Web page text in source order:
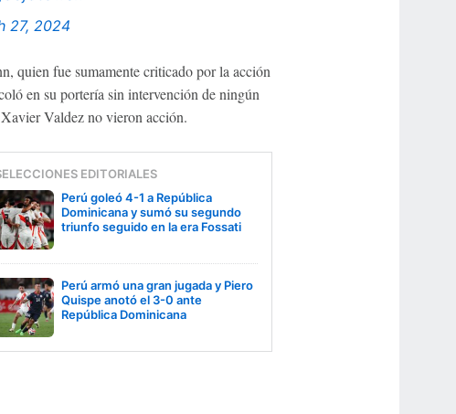
27, 2024
quien fue sumamente criticado por la acción
en su portería sin intervención de ningún
Valdez no vieron acción.
EDITORIALES
Perú goleó 4-1 a República
Dominicana y sumó su segundo
triunfo seguido en la era Fossati
Perú armó una gran jugada y Piero
Quispe anotó el 3-0 ante
República Dominicana